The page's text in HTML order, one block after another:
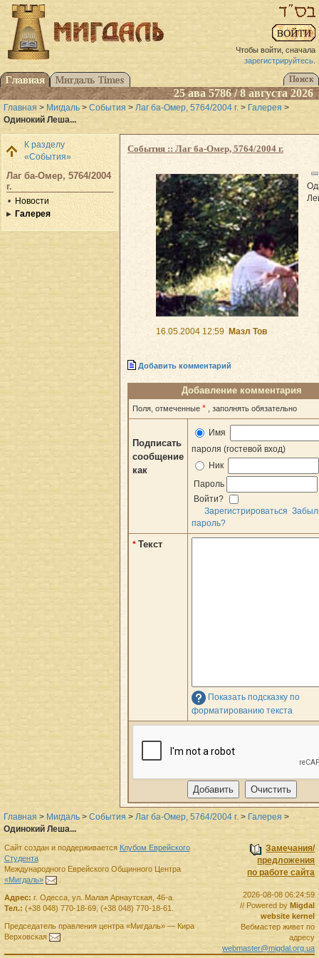
Чтобы войти, сначала
зарегистрируйтесь.
25 ава 5786 / 8 августа 2026
Главная > Мигдаль > События > Лаг ба-Омер, 5764/2004 г. > Галерея >
Одинокий Леша...
К разделу
«События»
Лаг ба-Омер, 5764/2004
г.
Новости
Галерея
События :: Лаг ба-Омер, 5764/2004 г.
16.05.2004 12:59 Мазл Тов
Добавить комментарий
Добавление комментария
Поля, отмеченные * , заполнять обязательно
Подписать
сообщение
как
Имя
пароля (гостевой вход)
Ник
Пароль
Войти?
Зарегистрироваться
пароль?
* Текст
Показать подсказку по
форматированию текста
Главная > Мигдаль > События > Лаг ба-Омер, 5764/2004 г. > Галерея >
Одинокий Леша...
Замечания/
предложения
по работе сайта
2026-08-08 06:24:59
// Powered byMigdal
website kernel
Вебмастер живет по
адресу
webmaster@migdal.org.ua
Сайт создан и поддерживается Клубом Еврейского
Студента
Международного Еврейского Общинного Центра
«Мигдаль»
.
Адрес: г. Одесса, ул. Малая Арнаутская, 46-а.
Тел.: (+38 048) 770-18-69, (+38 048) 770-18-61
Председатель правленияцентра «Мигдаль»— Кира
Верховская
.